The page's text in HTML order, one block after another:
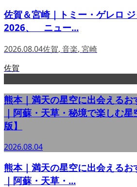
佐賀＆宮崎｜トミー・ゲレロ
2026、 ニュー...
2026.08.04佐賀, 音楽, 宮崎
佐賀
熊本｜満天の星空に出会える
｜阿蘇・天草・秘境で楽しむ
版】
2026.08.04
熊本｜満天の星空に出会える
｜阿蘇・天草・...